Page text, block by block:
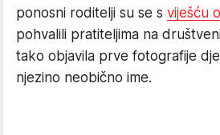
ponosni roditelji su se s viješću
pohvalili pratiteljima na
tako objavila prve fotografije
njezino neobično ime.